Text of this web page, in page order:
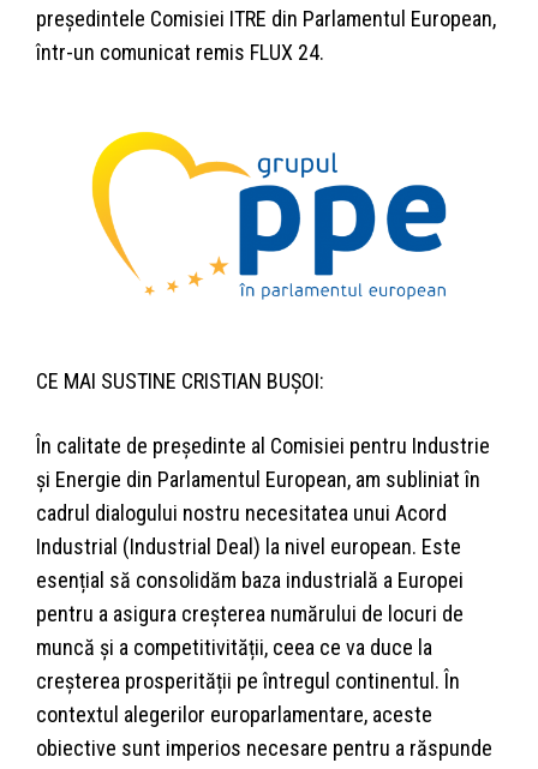
președintele Comisiei ITRE din Parlamentul European,
într-un comunicat remis FLUX 24.
CE MAI SUSTINE CRISTIAN BUȘOI:
În calitate de președinte al Comisiei pentru Industrie
și Energie din Parlamentul European, am subliniat în
cadrul dialogului nostru necesitatea unui Acord
Industrial (Industrial Deal) la nivel european. Este
esențial să consolidăm baza industrială a Europei
pentru a asigura creșterea numărului de locuri de
muncă și a competitivității, ceea ce va duce la
creșterea prosperității pe întregul continentul. În
contextul alegerilor europarlamentare, aceste
obiective sunt imperios necesare pentru a răspunde